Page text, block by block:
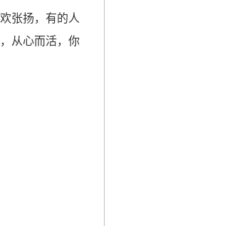
张扬，有的人
从心而活，你